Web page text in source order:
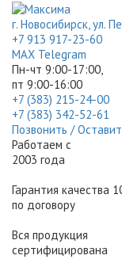
г. Новосибирск, ул.
+7 913 917-23-60
МАХ Telegram
Пн-чт 9:00-17:00,
пт 9:00-16:00
+7 (383) 215-24-00
+7 (383) 342-52-61
Позвонить /
Работаем с
2003 года
Гарантия качества
по договору
Вся продукция
сертифицирована